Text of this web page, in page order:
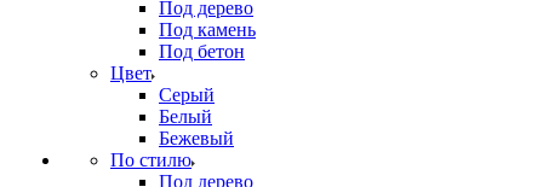
Под дерево
Под камень
Под бетон
Цвет
Серый
Белый
Бежевый
По стилю
Под дерево